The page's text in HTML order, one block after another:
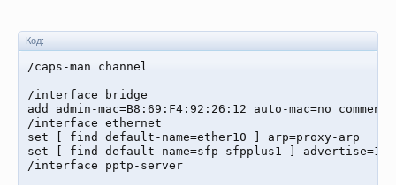
Код:
/caps-man channel
/interface bridge
add admin-mac=B8:69:F4:92:26:12 auto-mac=no
/interface ethernet
set [ find default-name=ether10 ] arp=proxy-arp
set [ find default-name=sfp-sfpplus1 ]
/interface pptp-server